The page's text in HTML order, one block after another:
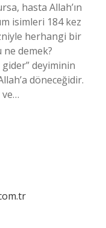
hasta Allah’ın
isimleri 184 kez
herhangi bir
demek?
gider” deyiminin
döneceğidir.
ve…